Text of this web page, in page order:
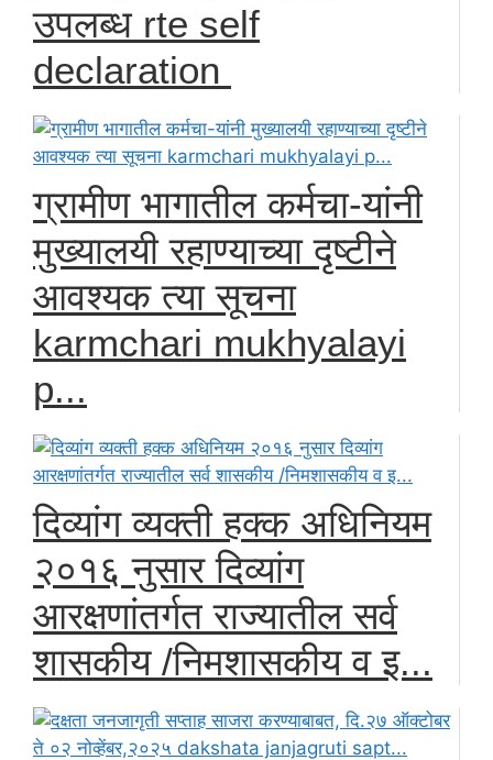
उपलब्ध rte self
declaration
ग्रामीण भागातील कर्मचा-यांनी
मुख्यालयी रहाण्याच्या दृष्टीने
आवश्यक त्या सूचना
karmchari mukhyalayi
p...
दिव्यांग व्यक्ती हक्क अधिनियम
२०१६ नुसार दिव्यांग
आरक्षणांतर्गत राज्यातील सर्व
शासकीय /निमशासकीय व इ...